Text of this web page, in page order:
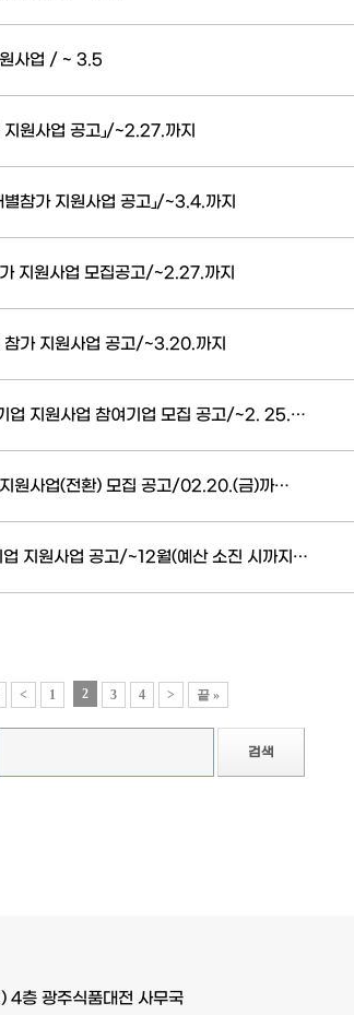
사업 / ~ 3.5
원사업 공고」/~2.27.까지
참가 지원사업 공고」/~3.4.까지
지원사업 모집공고/~2.27.까지
가 지원사업 공고/~3.20.까지
업 지원사업 참여기업 모집 공고/~2. 25.…
원사업(전환) 모집 공고/02.20.(금)까…
지원사업 공고/~12월(예산 소진 시까지…
< 1 2 3 4 > 끝 »
검색
층 광주식품대전 사무국